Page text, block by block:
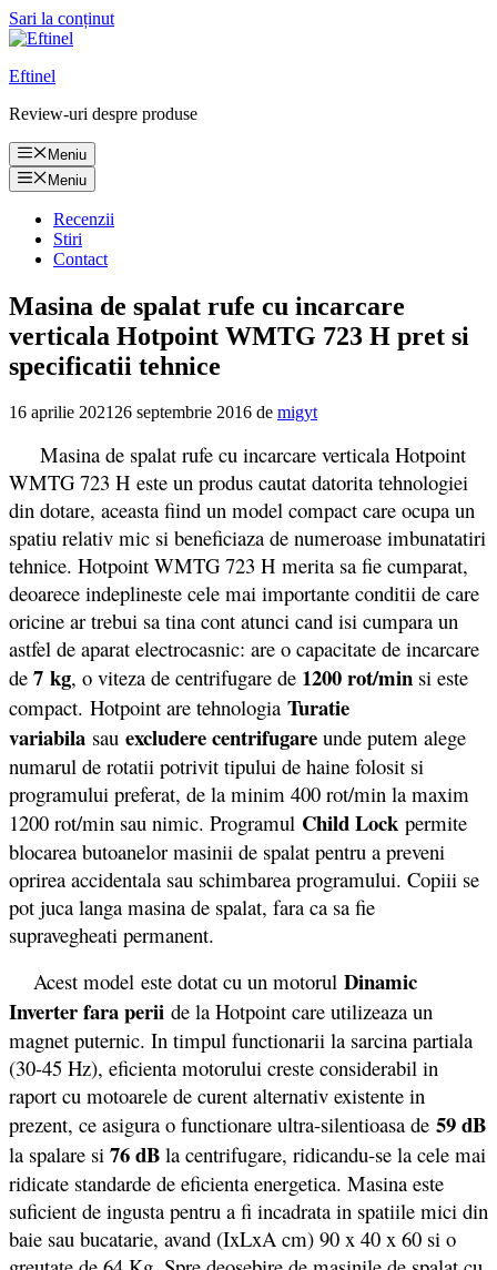
Sari la conținut
Eftinel
Review-uri despre produse
Meniu
Meniu
Recenzii
Stiri
Contact
Masina de spalat rufe cu incarcare
verticala Hotpoint WMTG 723 H pret si
specificatii tehnice
16 aprilie 202126 septembrie 2016 de migyt
Masina de spalat rufe cu incarcare verticala Hotpoint
WMTG 723 H este un produs cautat datorita tehnologiei
din dotare, aceasta fiind un model compact care ocupa un
spatiu relativ mic si beneficiaza de numeroase imbunatatiri
tehnice. Hotpoint WMTG 723 H merita sa fie cumparat,
deoarece indeplineste cele mai importante conditii de care
oricine ar trebui sa tina cont atunci cand isi cumpara un
astfel de aparat electrocasnic: are o capacitate de incarcare
de 7 kg, o viteza de centrifugare de 1200 rot/min si este
compact. Hotpoint are tehnologia Turatie
variabila sau excludere centrifugare unde putem alege
numarul de rotatii potrivit tipului de haine folosit si
programului preferat, de la minim 400 rot/min la maxim
1200 rot/min sau nimic. Programul Child Lock permite
blocarea butoanelor masinii de spalat pentru a preveni
oprirea accidentala sau schimbarea programului. Copiii se
pot juca langa masina de spalat, fara ca sa fie
supravegheati permanent.
Acest model este dotat cu un motorul Dinamic
Inverter fara perii de la Hotpoint care utilizeaza un
magnet puternic. In timpul functionarii la sarcina partiala
(30-45 Hz), eficienta motorului creste considerabil in
raport cu motoarele de curent alternativ existente in
prezent, ce asigura o functionare ultra-silentioasa de 59 dB
la spalare si 76 dB la centrifugare, ridicandu-se la cele mai
ridicate standarde de eficienta energetica. Masina este
suficient de ingusta pentru a fi incadrata in spatiile mici din
baie sau bucatarie, avand (IxLxA cm) 90 x 40 x 60 si o